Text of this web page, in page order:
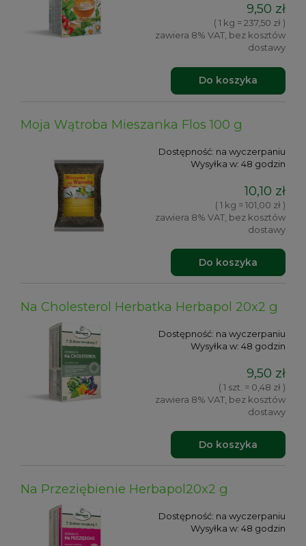
9,50 zł
( 1 kg = 237,50 zł )
zawiera 8% VAT, bez kosztów
dostawy
Do koszyka
Moja Wątroba Mieszanka Flos 100 g
Dostępność: na wyczerpaniu
Wysyłka w: 48 godzin
10,10 zł
( 1 kg = 101,00 zł )
zawiera 8% VAT, bez kosztów
dostawy
Do koszyka
Na Cholesterol Herbatka Herbapol 20x2 g
Dostępność: na wyczerpaniu
Wysyłka w: 48 godzin
9,50 zł
( 1 szt. = 0,48 zł )
zawiera 8% VAT, bez kosztów
dostawy
Do koszyka
Na Przeziębienie Herbapol20x2 g
Dostępność: na wyczerpaniu
Wysyłka w: 48 godzin